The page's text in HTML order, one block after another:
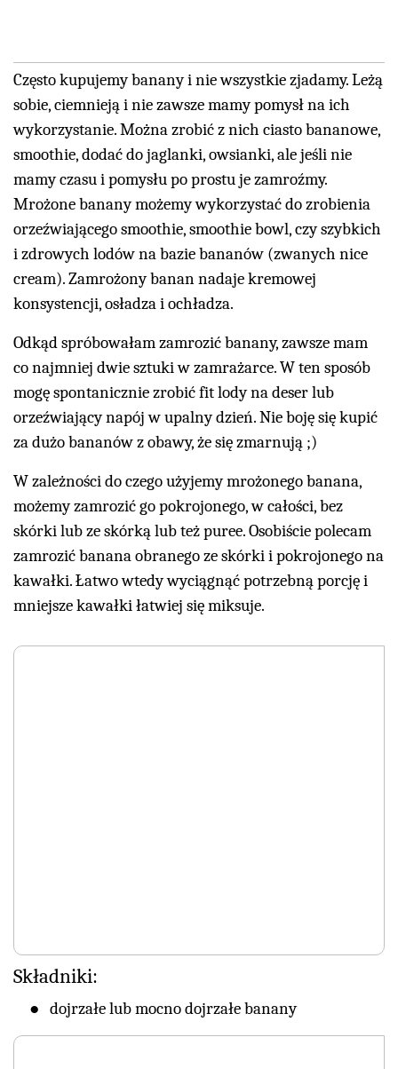
Często kupujemy banany i nie wszystkie zjadamy. Leżą
sobie, ciemnieją i nie zawsze mamy pomysł na ich
wykorzystanie. Można zrobić z nich ciasto bananowe,
smoothie, dodać do jaglanki, owsianki, ale jeśli nie
mamy czasu i pomysłu po prostu je zamroźmy.
Mrożone banany możemy wykorzystać do zrobienia
orzeźwiającego smoothie, smoothie bowl, czy szybkich
i zdrowych lodów na bazie bananów (zwanych nice
cream). Zamrożony banan nadaje kremowej
konsystencji, osładza i ochładza.
Odkąd spróbowałam zamrozić banany, zawsze mam
co najmniej dwie sztuki w zamrażarce. W ten sposób
mogę spontanicznie zrobić fit lody na deser lub
orzeźwiający napój w upalny dzień. Nie boję się kupić
za dużo bananów z obawy, że się zmarnują ;)
W zależności do czego użyjemy mrożonego banana,
możemy zamrozić go pokrojonego, w całości, bez
skórki lub ze skórką lub też puree. Osobiście polecam
zamrozić banana obranego ze skórki i pokrojonego na
kawałki. Łatwo wtedy wyciągnąć potrzebną porcję i
mniejsze kawałki łatwiej się miksuje.
Składniki:
dojrzałe lub mocno dojrzałe banany